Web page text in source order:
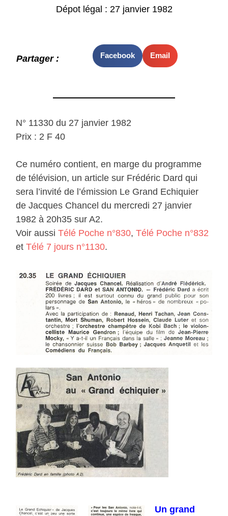
Dépot légal : 27 janvier 1982
Partager : Facebook Email
N° 11330 du 27 janvier 1982
Prix : 2 F 40
Ce numéro contient, en marge du programme
de télévision, un article sur Frédéric Dard qui
sera l’invité de l’émission Le Grand Echiquier
de Jacques Chancel du mercredi 27 janvier
1982 à 20h35 sur A2.
Voir aussiTélé Poche n°830,Télé Poche n°832
etTélé 7 jours n°1130.
Un grand